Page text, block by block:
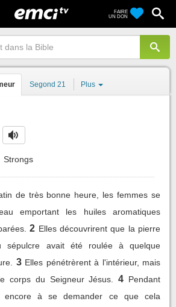
FAIRE
UN DON
Segond 21 Plus
Strongs
de très bonne heure, les femmes se
emportant les huiles aromatiques
2 Elles découvrirent que la pierre
sépulcre avait été roulée à quelque
3 Elles pénétrèrent à l'intérieur, mais
corps du Seigneur Jésus.
4 Pendant
encore à se demander ce que cela